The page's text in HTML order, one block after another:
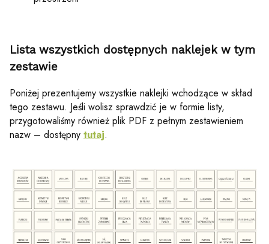
Lista wszystkich dostępnych naklejek w tym
zestawie
Poniżej prezentujemy wszystkie naklejki wchodzące w skład
tego zestawu. Jeśli wolisz sprawdzić je w formie listy,
przygotowaliśmy również plik PDF z pełnym zestawieniem
nazw – dostępny tutaj.